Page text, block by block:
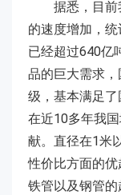
据悉，目前
的速度增加，
已经超过640亿
品的巨大需求
级，基本满足
在近10多年我
献。直径在1米
性价比方面的
铁管以及钢管的